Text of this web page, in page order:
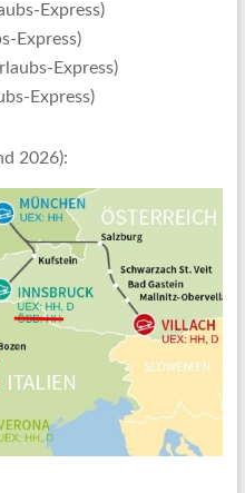
Express)
Express)
Express)
Express)
2026):